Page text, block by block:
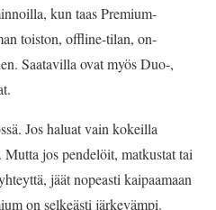
kun taas Premium-
toiston, offline-tilan, on-
Saatavilla ovat myös Duo-,
Jos haluat vain kokeilla
jos pendelöit, matkustat tai
jäät nopeasti kaipaamaan
on selkeästi järkevämpi.